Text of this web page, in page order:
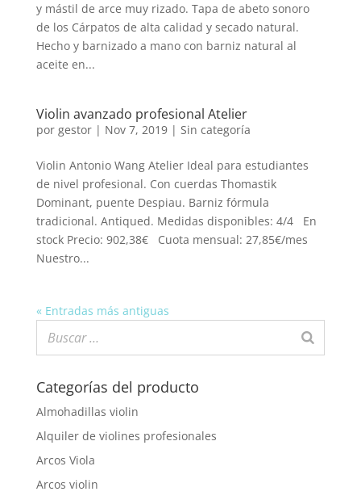
y mástil de arce muy rizado. Tapa de abeto sonoro
de los Cárpatos de alta calidad y secado natural.
Hecho y barnizado a mano con barniz natural al
aceite en...
Violin avanzado profesional Atelier
por gestor| Nov 7, 2019| Sin categoría
Violin Antonio Wang Atelier Ideal para estudiantes
de nivel profesional. Con cuerdas Thomastik
Dominant, puente Despiau. Barniz fórmula
tradicional. Antiqued. Medidas disponibles: 4/4 En
stock Precio: 902,38€ Cuota mensual: 27,85€/mes
Nuestro...
« Entradas más antiguas
Categorías del producto
Almohadillas violin
Alquiler de violines profesionales
Arcos Viola
Arcos violin